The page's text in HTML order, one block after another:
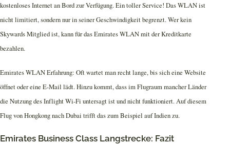
kostenloses Internet an Bord zur Verfügung. Ein toller Service! Das WLAN ist
nicht limitiert, sondern nur in seiner Geschwindigkeit begrenzt. Wer kein
Skywards Mitglied ist, kann für das Emirates WLAN mit der Kreditkarte
bezahlen.
Emirates WLAN Erfahrung: Oft wartet man recht lange, bis sich eine Website
öffnet oder eine E-Mail lädt. Hinzu kommt, dass im Flugraum mancher Länder
die Nutzung des Inflight Wi-Fi untersagt ist und nicht funktioniert. Auf diesem
Flug von Hongkong nach Dubai trifft das zum Beispiel auf Indien zu.
Emirates Business Class Langstrecke: Fazit